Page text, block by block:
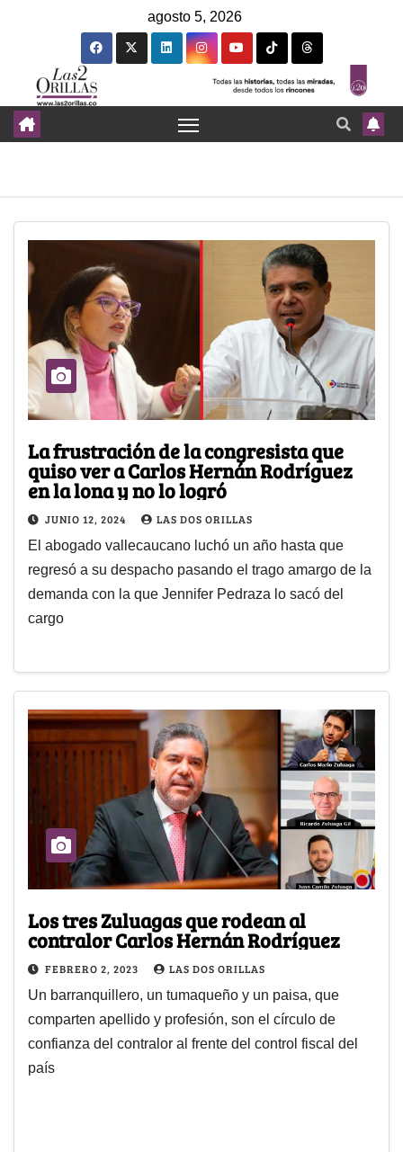
agosto 5, 2026
La frustración de la congresista que
quiso ver a Carlos Hernán Rodríguez
en la lona y no lo logró
JUNIO 12, 2024 LAS DOS ORILLAS
El abogado vallecaucano luchó un año hasta que
regresó a su despacho pasando el trago amargo de la
demanda con la que Jennifer Pedraza lo sacó del
cargo
Los tres Zuluagas que rodean al
contralor Carlos Hernán Rodríguez
FEBRERO 2, 2023 LAS DOS ORILLAS
Un barranquillero, un tumaqueño y un paisa, que
comparten apellido y profesión, son el círculo de
confianza del contralor al frente del control fiscal del
país